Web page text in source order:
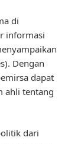
di
informasi
Dengan
dapat
ahli tentang
dari